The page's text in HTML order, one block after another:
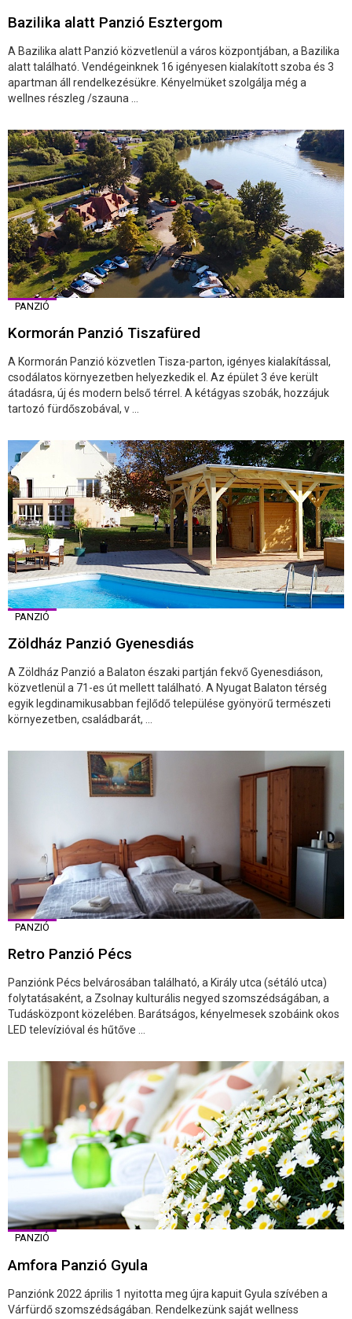
Bazilika alatt Panzió Esztergom
A Bazilika alatt Panzió közvetlenül a város központjában, a Bazilika
alatt található. Vendégeinknek 16 igényesen kialakított szoba és 3
apartman áll rendelkezésükre. Kényelmüket szolgálja még a
wellnes részleg /szauna ...
PANZIÓ
Kormorán Panzió Tiszafüred
A Kormorán Panzió közvetlen Tisza-parton, igényes kialakítással,
csodálatos környezetben helyezkedik el. Az épület 3 éve került
átadásra, új és modern belső térrel. A kétágyas szobák, hozzájuk
tartozó fürdőszobával, v ...
PANZIÓ
Zöldház Panzió Gyenesdiás
A Zöldház Panzió a Balaton északi partján fekvő Gyenesdiáson,
közvetlenül a 71-es út mellett található. A Nyugat Balaton térség
egyik legdinamikusabban fejlődő települése gyönyörű természeti
környezetben, családbarát, ...
PANZIÓ
Retro Panzió Pécs
Panziónk Pécs belvárosában található, a Király utca (sétáló utca)
folytatásaként, a Zsolnay kulturális negyed szomszédságában, a
Tudásközpont közelében. Barátságos, kényelmesek szobáink okos
LED televízióval és hűtőve ...
PANZIÓ
Amfora Panzió Gyula
Panziónk 2022 április 1 nyitotta meg újra kapuit Gyula szívében a
Várfürdő szomszédságában. Rendelkezünk saját wellness